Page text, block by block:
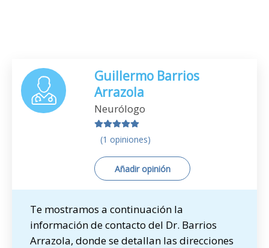
Guillermo Barrios
Arrazola
Neurólogo
(1 opiniones)
Añadir opinión
Te mostramos a continuación la
información de contacto del Dr. Barrios
Arrazola, donde se detallan las direcciones